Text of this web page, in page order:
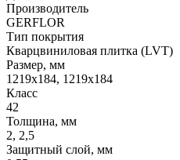
Производитель
GERFLOR
Тип покрытия
Кварцвиниловая плитка (LVT)
Размер, мм
1219x184, 1219x184
Класс
42
Толщина, мм
2, 2,5
Защитный слой, мм